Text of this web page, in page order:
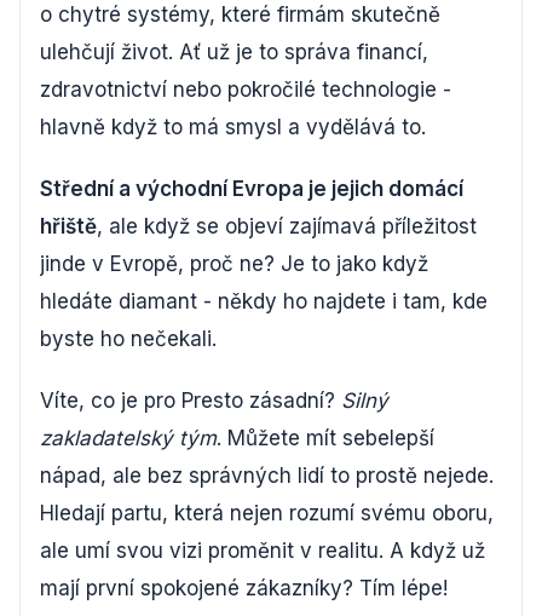
o chytré systémy, které firmám skutečně
ulehčují život. Ať už je to správa financí,
zdravotnictví nebo pokročilé technologie -
hlavně když to má smysl a vydělává to.
Střední a východní Evropa je jejich domácí
hřiště, ale když se objeví zajímavá příležitost
jinde v Evropě, proč ne? Je to jako když
hledáte diamant - někdy ho najdete i tam, kde
byste ho nečekali.
Víte, co je pro Presto zásadní? Silný
zakladatelský tým. Můžete mít sebelepší
nápad, ale bez správných lidí to prostě nejede.
Hledají partu, která nejen rozumí svému oboru,
ale umí svou vizi proměnit v realitu. A když už
mají první spokojené zákazníky? Tím lépe!